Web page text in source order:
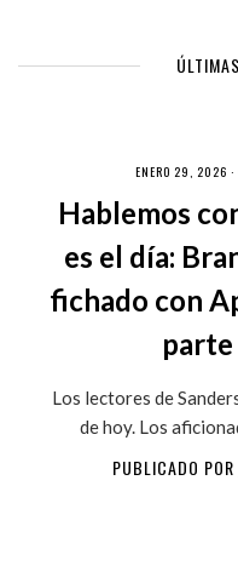
ENERO 29, 2026 ·
Hablemos
es el día:
fichado con
parte
Los lectores de
de hoy. Los
PUBLICADO POR